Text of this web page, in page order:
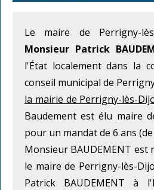
Le maire de Perrigny-
Monsieur Patrick
l'État localement dans la
conseil municipal de
la mairie de Perrigny-lès-
Baudement est élu maire
pour un mandat de 6 ans (de
Monsieur BAUDEMENT est
le maire de Perrigny-lès-
Patrick BAUDEMENT à